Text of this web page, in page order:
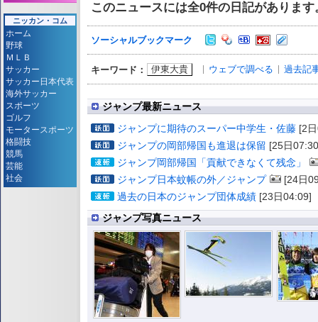
このニュースには全0件の日記があります
ソーシャルブックマーク
キーワード： 伊東大貴 ウェブで調べる 過去記
ジャンプ最新ニュース
ジャンプに期待のスーパー中学生・佐藤 [2
ジャンプの岡部帰国も進退は保留 [25日
ジャンプ岡部帰国「貢献できなくて残念」
ジャンプ日本蚊帳の外／ジャンプ
[24日
過去の日本のジャンプ団体成績 [23日04:09]
ジャンプ写真ニュース
ニッカン・コム
ホーム
野球
ＭＬＢ
サッカー
サッカー日本代表
海外サッカー
スポーツ
ゴルフ
モータースポーツ
格闘技
競馬
芸能
社会